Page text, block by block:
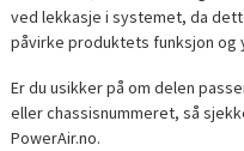
ved lekkasje i systemet, da
påvirke produktets funksjon og
Er du usikker på om delen
eller chassisnummeret, så
PowerAir.no.